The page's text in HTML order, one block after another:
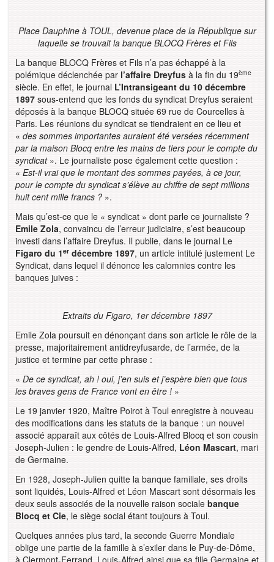
Place Dauphine à TOUL, devenue place de la République sur
laquelle se trouvait la banque BLOCQ Frères et Fils
La banque BLOCQ Frères et Fils n’a pas échappé à la
polémique déclenchée par l’affaire Dreyfus à la fin du 19ème
siècle. En effet, le journal L’Intransigeant du 10 décembre
1897 sous-entend que les fonds du syndicat Dreyfus seraient
déposés à la banque BLOCQ située 69 rue de Courcelles à
Paris. Les réunions du syndicat se tiendraient en ce lieu et
« des sommes importantes auraient été versées récemment
par la maison Blocq entre les mains de tiers pour le compte du
syndicat». Le journaliste pose également cette question :
« Est-il vrai que le montant des sommes payées, à ce jour,
pour le compte du syndicat s’élève au chiffre de sept millions
huit cent mille francs ? ».
Mais qu’est-ce que le « syndicat » dont parle ce journaliste ?
Emile Zola, convaincu de l’erreur judiciaire, s’est beaucoup
investi dans l’affaire Dreyfus. Il publie, dans le journal Le
Figaro du 1er décembre 1897, un article intitulé justement Le
Syndicat, dans lequel il dénonce les calomnies contre les
banques juives :
Extraits du Figaro, 1er décembre 1897
Emile Zola poursuit en dénonçant dans son article le rôle de la
presse, majoritairement antidreyfusarde, de l’armée, de la
justice et termine par cette phrase :
« De ce syndicat, ah ! oui, j’en suis et j’espère bien que tous
les braves gens de France vont en être ! »
Le 19 janvier 1920, Maître Poirot à Toul enregistre à nouveau
des modifications dans les statuts de la banque : un nouvel
associé apparaît aux côtés de Louis-Alfred Blocq et son cousin
Joseph-Julien : le gendre de Louis-Alfred, Léon Mascart, mari
de Germaine.
En 1928, Joseph-Julien quitte la banque familiale, ses droits
sont liquidés, Louis-Alfred et Léon Mascart sont désormais les
deux seuls associés de la nouvelle raison sociale banque
Blocq et Cie, le siège social étant toujours à Toul.
Quelques années plus tard, la seconde Guerre Mondiale
oblige une partie de la famille à s’exiler dans le Puy-de-Dôme,
à Clermont-Ferrand. Louis-Alfred ainsi que sa fille Germaine et